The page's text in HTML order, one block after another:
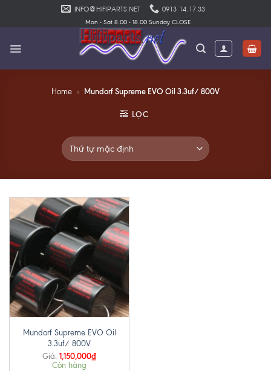
INFO@HIFIPARTS.NET 0913 14.17.33
Mon - Sat 8.00 - 18.00 Sunday CLOSE
Home » Mundorf Supreme EVO Oil 3.3uf/ 800V
LỌC
Mundorf Supreme EVO Oil
3.3uf/ 800V
Giá: 1,150,000₫
Còn hàng